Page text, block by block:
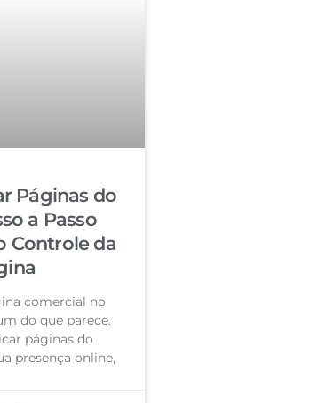
Páginas do
a Passo
Controle da
comercial no
do que parece.
páginas do
presença online,